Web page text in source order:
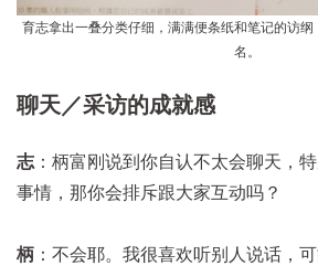
育志拿出一叠分类仔细，满满便条纸和笔记的访
名。
聊天／采访的成就感
志 ：柄富刚说到你自认不太会聊天，
事情，那你会排斥跟大家互动吗？
柄 ：不会耶。我很喜欢听别人说话，